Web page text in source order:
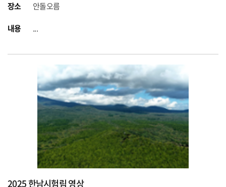
장소
안돌오름
내용
...
2025 한남시험림 영상